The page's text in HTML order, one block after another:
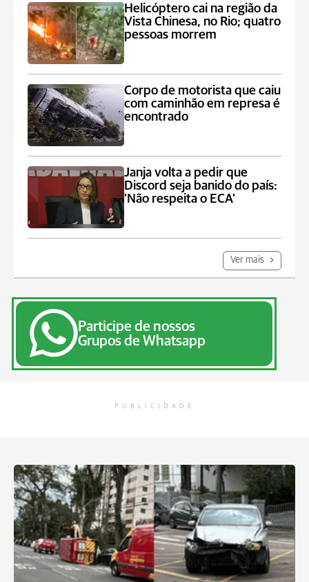
Helicóptero cai na região da
Vista Chinesa, no Rio; quatro
pessoas morrem
Corpo de motorista que caiu
com caminhão em represa é
encontrado
Janja volta a pedir que
Discord seja banido do país:
'Não respeita o ECA'
Ver mais
Participe de nossos
Grupos de Whatsapp
PUBLICIDADE